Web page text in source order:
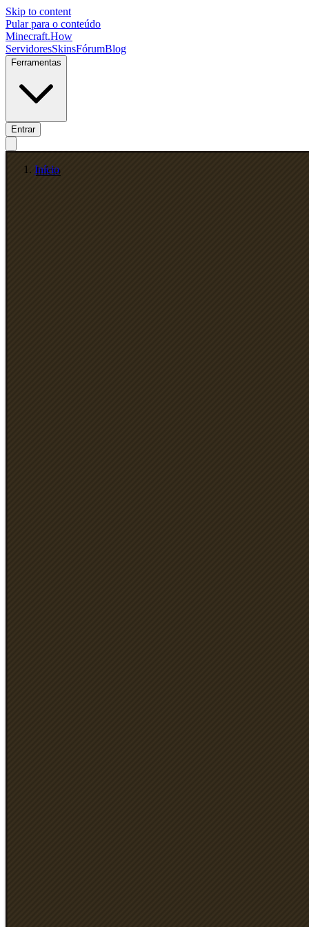
Skip to content
Pular para o conteúdo
Minecraft.How
ServidoresSkinsFórumBlog
Ferramentas
Entrar
Início